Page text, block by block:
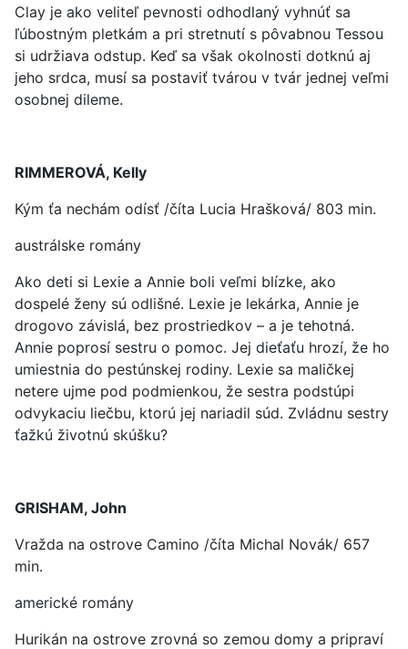
Clay je ako veliteľ pevnosti odhodlaný vyhnúť sa
ľúbostným pletkám a pri stretnutí s pôvabnou Tessou
si udržiava odstup. Keď sa však okolnosti dotknú aj
jeho srdca, musí sa postaviť tvárou v tvár jednej veľmi
osobnej dileme.
RIMMEROVÁ, Kelly
Kým ťa nechám odísť /číta Lucia Hrašková/ 803 min.
austrálske romány
Ako deti si Lexie a Annie boli veľmi blízke, ako
dospelé ženy sú odlišné. Lexie je lekárka, Annie je
drogovo závislá, bez prostriedkov – a je tehotná.
Annie poprosí sestru o pomoc. Jej dieťaťu hrozí, že ho
umiestnia do pestúnskej rodiny. Lexie sa maličkej
netere ujme pod podmienkou, že sestra podstúpi
odvykaciu liečbu, ktorú jej nariadil súd. Zvládnu sestry
ťažkú životnú skúšku?
GRISHAM, John
Vražda na ostrove Camino /číta Michal Novák/ 657
min.
americké romány
Hurikán na ostrove zrovná so zemou domy a pripraví